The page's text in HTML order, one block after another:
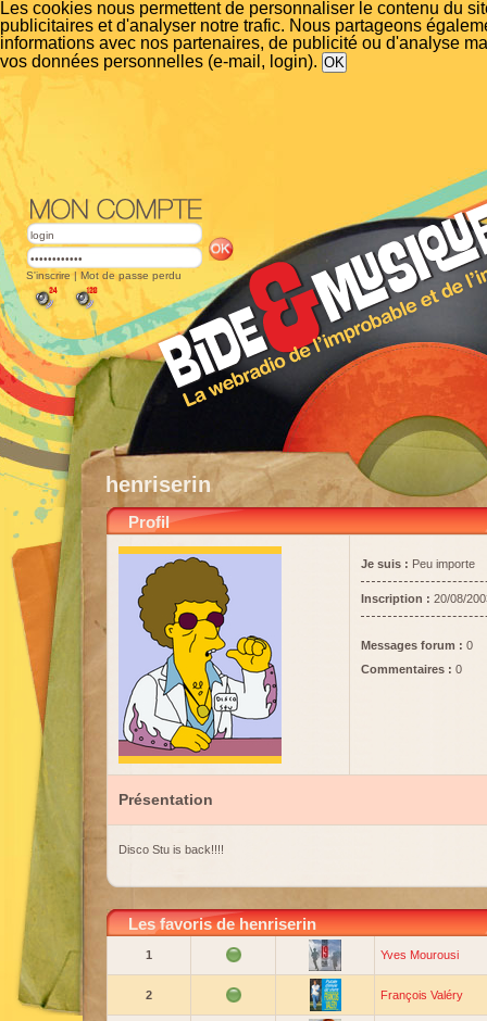
Les cookies nous permettent de personnaliser le contenu du
publicitaires et d'analyser notre trafic. Nous partageons
informations avec nos partenaires, de publicité ou d'analyse
vos données personnelles (e-mail, login).
S'inscrire | Mot de passe perdu
henriserin
Profil
Je suis : Peu importe
Inscription : 20/08/
Messages forum : 0
Commentaires : 0
Présentation
Disco Stu is back!!!!
Les favoris de henriserin
1 Yves Mourousi
2 François Valéry